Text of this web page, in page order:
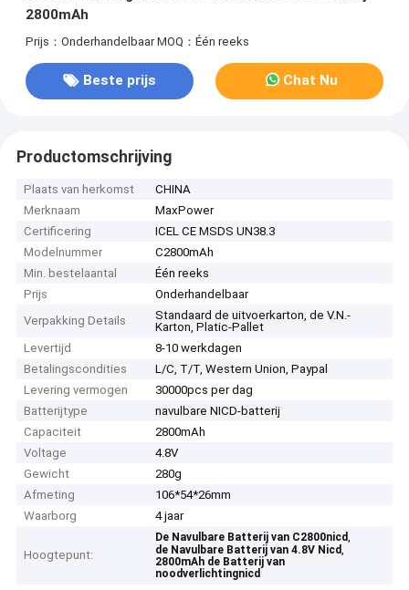
2800mAh
Prijs：Onderhandelbaar MOQ：Één reeks
Beste prijs Chat Nu
Productomschrijving
Plaats van herkomst
CHINA
Merknaam
MaxPower
Certificering
ICEL CE MSDS UN38.3
Modelnummer
C2800mAh
Min. bestelaantal
Één reeks
Prijs
Onderhandelbaar
Verpakking Details
Standaard de uitvoerkarton, de V.N.-
Karton, Platic-Pallet
Levertijd
8-10 werkdagen
Betalingscondities
L/C, T/T, Western Union, Paypal
Levering vermogen
30000pcs per dag
Batterijtype
navulbare NICD-batterij
Capaciteit
2800mAh
Voltage
4.8V
Gewicht
280g
Afmeting
106*54*26mm
Waarborg
4 jaar
Hoogtepunt:
De Navulbare Batterij van C2800nicd,
de Navulbare Batterij van 4.8V Nicd,
2800mAh de Batterij van
noodverlichtingnicd